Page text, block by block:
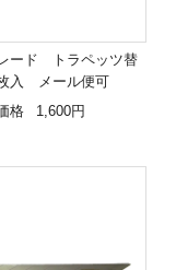
ード トラペッツ替
入 メール便可
格
1,600円